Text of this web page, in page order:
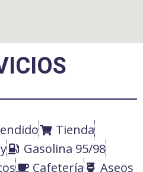
Tienda
Gasolina 95/98
Cafetería Aseos